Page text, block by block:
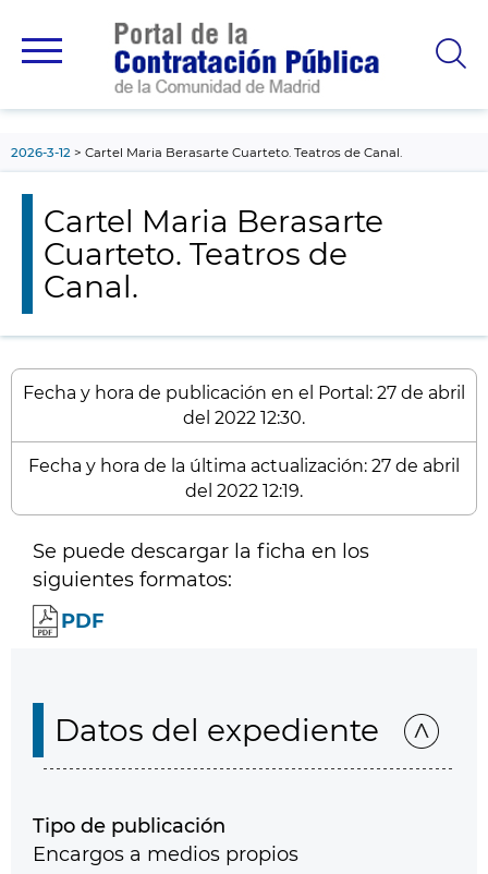
principal
2026-3-12 Cartel Maria Berasarte Cuarteto. Teatros de Canal.
Cartel Maria Berasarte
Cuarteto. Teatros de
Canal.
Fecha y hora de publicación en el Portal: 27 de abril
del 2022 12:30.
Fecha y hora de la última actualización: 27 de abril
del 2022 12:19.
Se puede descargar la ficha en los
siguientes formatos:
PDF
Datos del expediente
Tipo de publicación
Encargos a medios propios